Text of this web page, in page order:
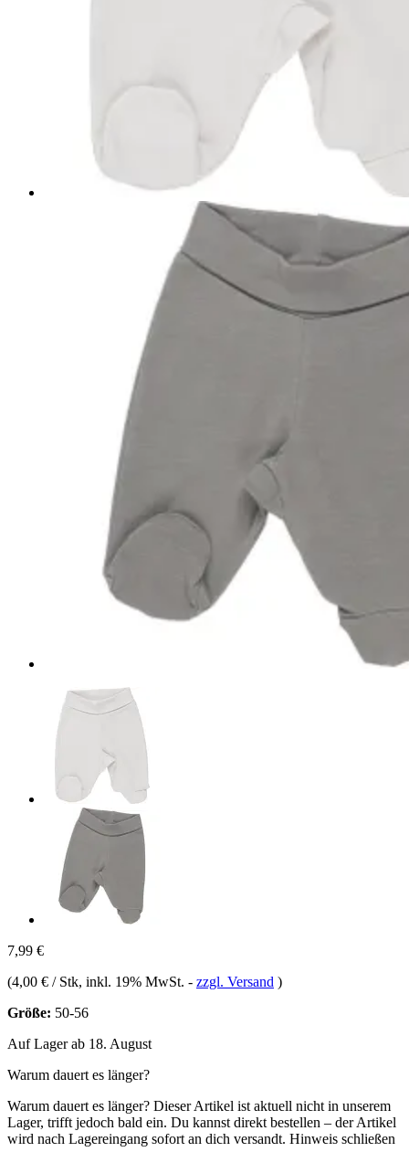
7,99 €
(4,00 € / Stk, inkl. 19% MwSt. - zzgl. Versand )
Größe: 50-56
Auf Lager ab 18. August
Warum dauert es länger?
Warum dauert es länger? Dieser Artikel ist aktuell nicht in unserem
Lager, trifft jedoch bald ein. Du kannst direkt bestellen – der Artikel
wird nach Lagereingang sofort an dich versandt. Hinweis schließen